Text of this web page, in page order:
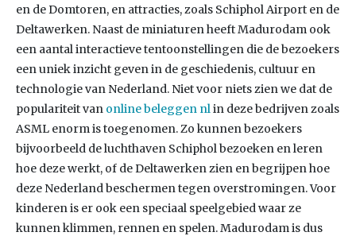
en de Domtoren, en attracties, zoals Schiphol Airport en de
Deltawerken. Naast de miniaturen heeft Madurodam ook
een aantal interactieve tentoonstellingen die de bezoekers
een uniek inzicht geven in de geschiedenis, cultuur en
technologie van Nederland. Niet voor niets zien we dat de
populariteit van online beleggen nlin deze bedrijven zoals
ASML enorm is toegenomen. Zo kunnen bezoekers
bijvoorbeeld de luchthaven Schiphol bezoeken en leren
hoe deze werkt, of de Deltawerken zien en begrijpen hoe
deze Nederland beschermen tegen overstromingen. Voor
kinderen is er ook een speciaal speelgebied waar ze
kunnen klimmen, rennen en spelen. Madurodam is dus